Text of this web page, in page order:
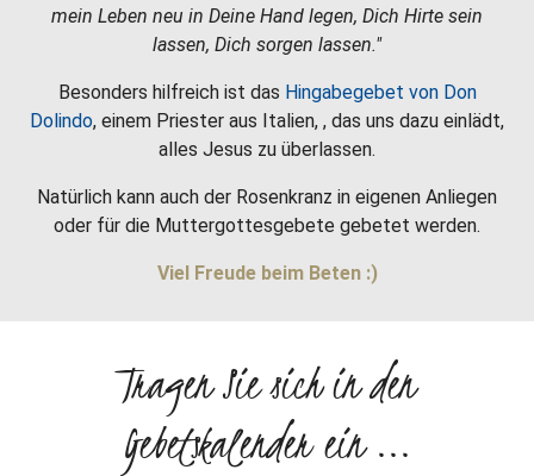
mein Leben neu in Deine Hand legen, Dich Hirte sein
lassen, Dich sorgen lassen."
Besonders hilfreich ist das Hingabegebet von Don
Dolindo, einem Priester aus Italien, , das uns dazu einlädt,
alles Jesus zu überlassen.
Natürlich kann auch der Rosenkranz in eigenen Anliegen
oder für die Muttergottesgebete gebetet werden.
Viel Freude beim Beten :)
Tragen Sie sich in den
Gebetskalender ein ...